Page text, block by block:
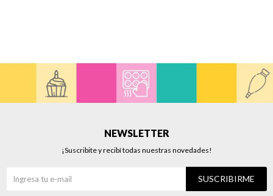
NEWSLETTER
¡Suscribite y recibí todas nuestras novedades!
SUSCRIBIRME